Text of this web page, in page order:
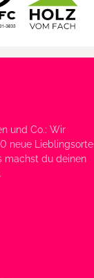
und Co.: Wir
neue Lieblingsorte
machst du deinen